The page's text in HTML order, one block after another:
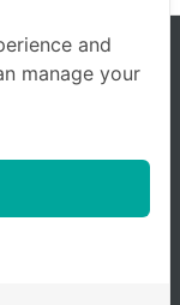
and
manage your